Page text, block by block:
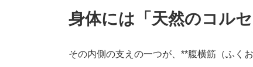
身体には「天然のコル
その内側の支えの一つが、**腹横筋（ふく